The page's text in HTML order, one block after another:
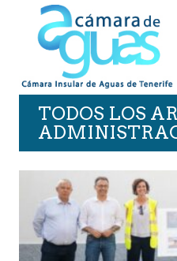
TODOS LOS